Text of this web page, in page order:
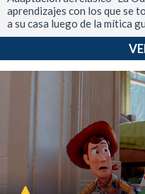
aprendizajes con los que se
a su casa luego de la mítica